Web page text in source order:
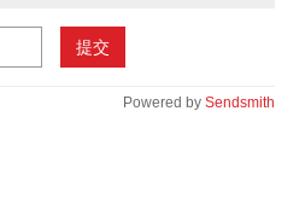
提交
Powered by Sendsmith